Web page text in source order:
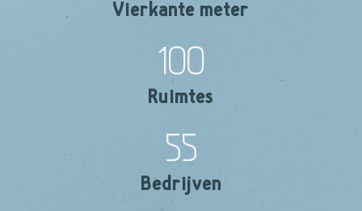
Vierkante meter
100
Ruimtes
55
Bedrijven